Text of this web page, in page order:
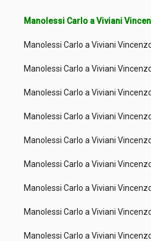
Manolessi Carlo a Viviani
Manolessi Carlo a Viviani
Manolessi Carlo a Viviani
Manolessi Carlo a Viviani
Manolessi Carlo a Viviani
Manolessi Carlo a Viviani
Manolessi Carlo a Viviani
Manolessi Carlo a Viviani
Manolessi Carlo a Viviani
Manolessi Carlo a Viviani